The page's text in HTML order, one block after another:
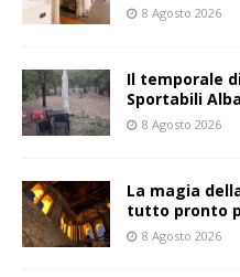
8 Agosto 2026
Il temporale
Sportabili
8 Agosto 2026
La magia
tutto pronto
8 Agosto 2026